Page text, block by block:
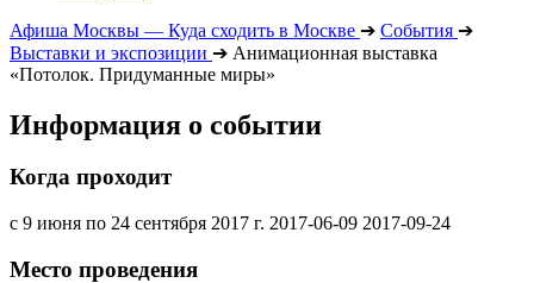
Афиша Москвы — Куда сходить в Москве ➔ События ➔
Выставки и экспозиции ➔ Анимационная выставка
«Потолок. Придуманные миры»
Информация о событии
Когда проходит
с 9 июня по 24 сентября 2017 г. 2017-06-09 2017-09-24
Место проведения